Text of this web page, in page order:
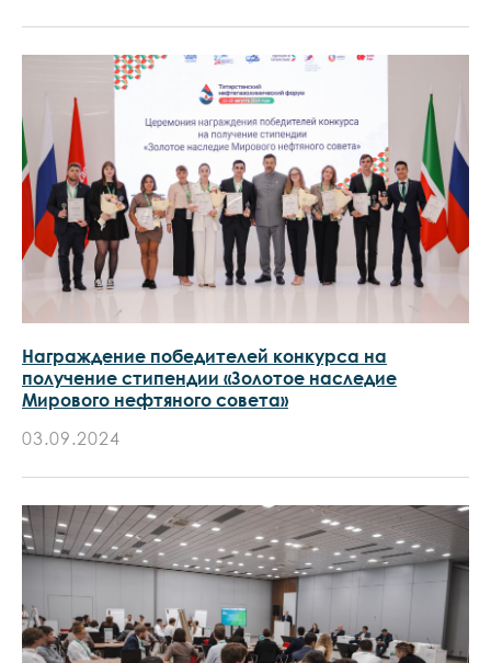
Награждение победителей конкурса на
получение стипендии «Золотое наследие
Мирового нефтяного совета»
03.09.2024